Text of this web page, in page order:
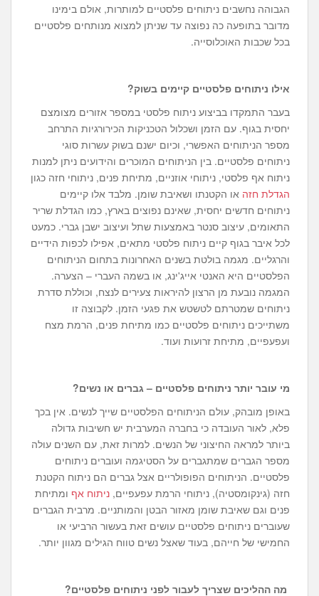
הגבוהה נחשבים ניתוחים פלסטיים למותרות, אולם בימינו
מדובר בתופעה כה נפוצה עד שניתן למצוא מנותחים פלסטיים
בכל שכבות האוכלוסייה.
אילו ניתוחים פלסטיים קיימים בשוק?
בעבר התמקדו בביצוע ניתוח פלסטי במספר אזורים מצומצם
יחסית בגוף. עם הזמן ושכלול הטכניקות הכירורגיות התרחב
מספר הניתוחים האפשרי, וכיום ישנם בשוק עשרות סוגי
ניתוחים פלסטיים. בין הניתוחים המוכרים והידועים ניתן למנות
ניתוח אף פלסטי, ניתוחי אוזניים, מתיחת פנים, ניתוחי חזה כגון
הגדלת חזה או הקטנתו ושאיבת שומן. מלבד אלו קיימים
ניתוחים חדשים יחסית, שאינם נפוצים בארץ, כמו הגדלת שריר
התאומים, עיצוב סנטר באמצעות שתל ועיצוב ישבן גברי. כמעט
לכל איבר בגוף קיים ניתוח פלסטי מתאים, אפילו לכפות הידיים
והרגליים. מגמה בולטת בשנים האחרונות בתחום הניתוחים
הפלסטיים היא האנטי אייג'ינג, או בשמה העברי – הצערה.
המגמה נובעת מן הרצון להיראות צעירים לנצח, וכוללת סדרת
ניתוחים שמטרתם לטשטש את פגעי הזמן. לקבוצה זו
משתייכים ניתוחים פלסטיים כמו מתיחת פנים, הרמת מצח
ועפעפיים, מתיחת זרועות ועוד.
מי עובר יותר ניתוחים פלסטיים – גברים או נשים?
באופן מובהק, עולם הניתוחים הפלסטיים שייך לנשים. אין בכך
פלא, לאור העובדה כי בחברה המערבית יש חשיבות גדולה
ביותר למראה החיצוני של הנשים. למרות זאת, עם השנים עולה
מספר הגברים שמתגברים על הסטיגמה ועוברים ניתוחים
פלסטיים. הניתוחים הפופולריים אצל גברים הם ניתוח הקטנת
חזה (גינקומסטיה), ניתוחי הרמת עפעפיים, ניתוח אף ומתיחת
פנים וגם שאיבת שומן מאזור הבטן והמותניים. מרבית הגברים
שעוברים ניתוחים פלסטיים עושים זאת בעשור הרביעי או
החמישי של חייהם, בעוד שאצל נשים טווח הגילים מגוון יותר.
מה ההליכים שצריך לעבור לפני ניתוחים פלסטיים?